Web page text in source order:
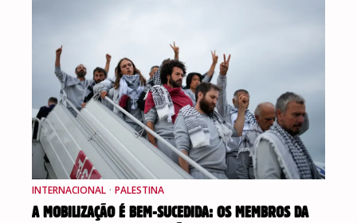
INTERNACIONAL · PALESTINA
A MOBILIZAÇÃO É BEM-SUCEDIDA: OS MEMBROS DA